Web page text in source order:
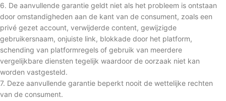
6. De aanvullende garantie geldt niet als het probleem is ontstaan
door omstandigheden aan de kant van de consument, zoals een
privé gezet account, verwijderde content, gewijzigde
gebruikersnaam, onjuiste link, blokkade door het platform,
schending van platformregels of gebruik van meerdere
vergelijkbare diensten tegelijk waardoor de oorzaak niet kan
worden vastgesteld.
7. Deze aanvullende garantie beperkt nooit de wettelijke rechten
van de consument.